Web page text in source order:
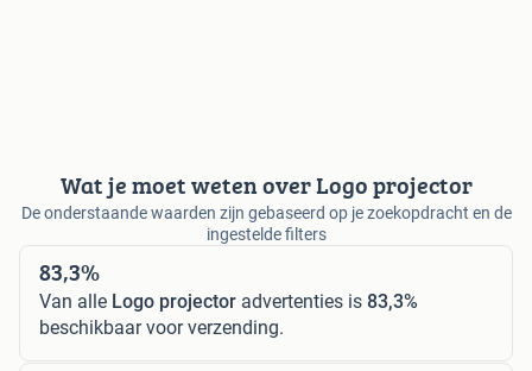
Wat je moet weten over Logo projector
De onderstaande waarden zijn gebaseerd op je zoekopdracht en de
ingestelde filters
83,3%
Van alle Logo projector advertenties is 83,3%
beschikbaar voor verzending.